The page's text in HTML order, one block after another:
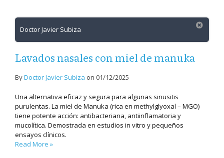
Doctor Javier Subiza
Lavados nasales con miel de manuka
ByDoctor Javier Subiza on 01/12/2025
Una alternativa eficaz y segura para algunas sinusitis
purulentas. La miel de Manuka (rica en methylglyoxal – MGO)
tiene potente acción: antibacteriana, antiinflamatoria y
mucolítica. Demostrada en estudios in vitro y pequeños
ensayos clínicos.
Read More »